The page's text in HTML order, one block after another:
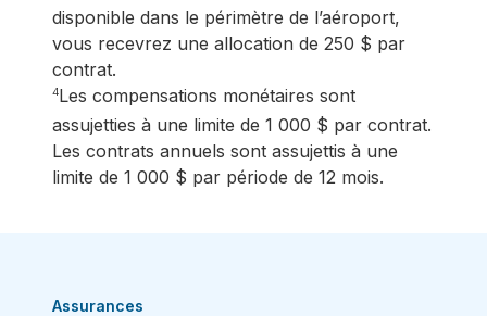
disponible dans le périmètre de l’aéroport,
vous recevrez une allocation de 250 $ par
contrat.
4Les compensations monétaires sont
assujetties à une limite de 1 000 $ par contrat.
Les contrats annuels sont assujettis à une
limite de 1 000 $ par période de 12 mois.
Assurances